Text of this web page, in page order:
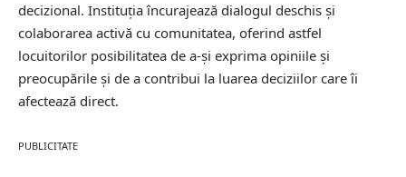
decizional. Instituția încurajează dialogul deschis și
colaborarea activă cu comunitatea, oferind astfel
locuitorilor posibilitatea de a-și exprima opiniile și
preocupările și de a contribui la luarea deciziilor care îi
afectează direct.
PUBLICITATE